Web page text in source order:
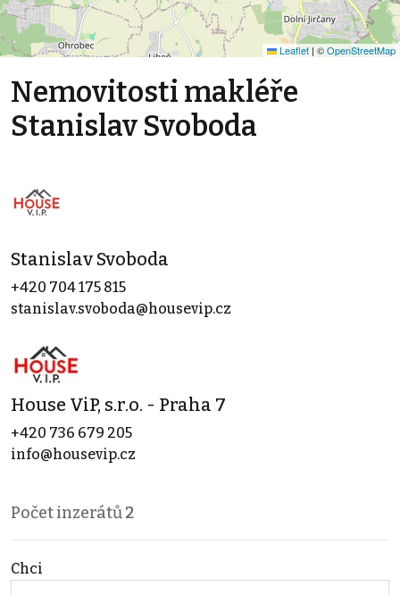
Leaflet | ©OpenStreetMap
Nemovitosti makléře
Stanislav Svoboda
Stanislav Svoboda
+420 704 175 815
stanislav.svoboda@housevip.cz
House ViP, s.r.o. - Praha 7
+420 736 679 205
info@housevip.cz
Počet inzerátů2
Chci